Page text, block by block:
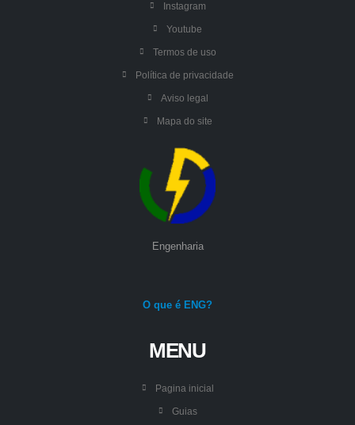
Instagram
Youtube
Termos de uso
Política de privacidade
Aviso legal
Mapa do site
Engenharia
O que é ENG?
MENU
Pagina inicial
Guias